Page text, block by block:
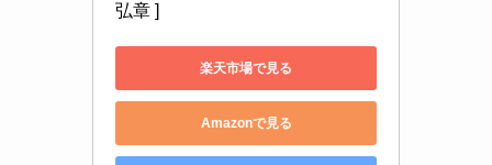
弘章 ]
楽天市場で見る
Amazonで見る